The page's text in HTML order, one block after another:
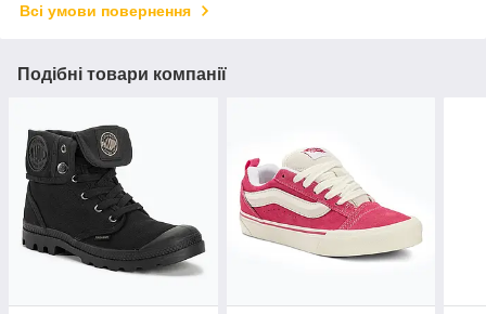
Всі умови повернення
Подібні товари компанії